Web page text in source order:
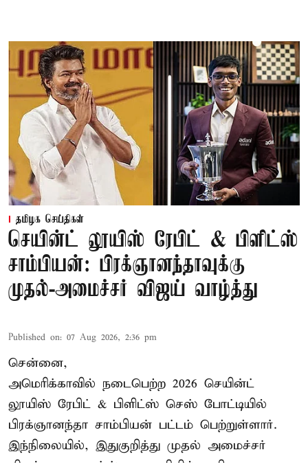
தமிழக செய்திகள்
செயின்ட் லூயிஸ் ரேபிட் & பிளிட்ஸ்
சாம்பியன்: பிரக்ஞானந்தாவுக்கு
முதல்-அமைச்சர் விஜய் வாழ்த்து
Published on: 07 Aug 2026, 2:36 pm
சென்னை,
அமெரிக்காவில் நடைபெற்ற 2026 செயின்ட்
லூயிஸ் ரேபிட் & பிளிட்ஸ் செஸ் போட்டியில்
பிரக்ஞானந்தா சாம்பியன் பட்டம் பெற்றுள்ளார்.
இந்நிலையில், இதுகுறித்து முதல் அமைச்சர்